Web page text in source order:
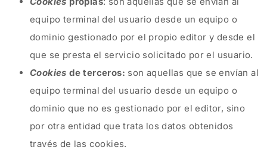
equipo terminal del usuario desde un equipo o
dominio gestionado por el propio editor y desde el
que se presta el servicio solicitado por el usuario.
Cookies de terceros: son aquellas que se envían al
equipo terminal del usuario desde un equipo o
dominio que no es gestionado por el editor, sino
por otra entidad que trata los datos obtenidos
través de las cookies.